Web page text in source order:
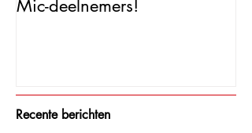
Wij zijn op zoek naar Open